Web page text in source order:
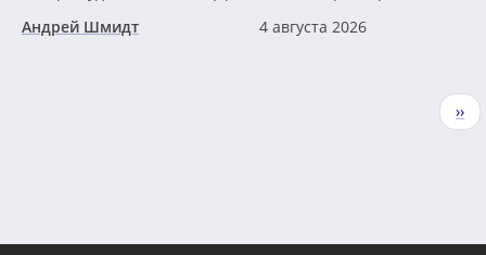
Андрей Шмидт
4 августа 2026
››